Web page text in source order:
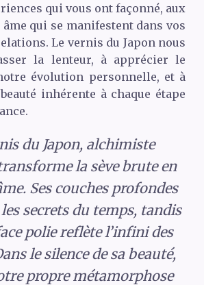
qui vous ont façonné, aux
qui se manifestent dans vos
Le vernis du Japon nous
la lenteur, à apprécier le
évolution personnelle, et à
inhérente à chaque étape
du Japon, alchimiste
la sève brute en
Ses couches profondes
secrets du temps, tandis
polie reflète l’infini des
le silence de sa beauté,
propre métamorphose